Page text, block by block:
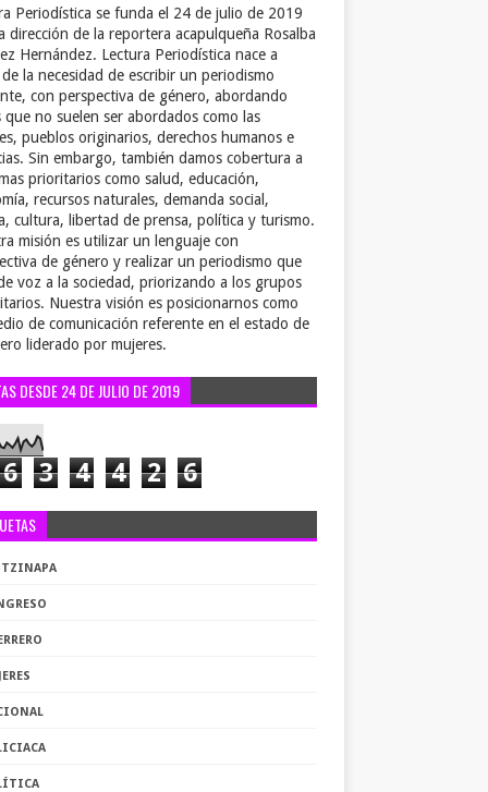
Periodística se funda el 24 de julio de 2019
dirección de la reportera acapulqueña Rosalba
Hernández. Lectura Periodística nace a
la necesidad de escribir un periodismo
con perspectiva de género, abordando
que no suelen ser abordados como las
pueblos originarios, derechos humanos e
Sin embargo, también damos cobertura a
prioritarios como salud, educación,
recursos naturales, demanda social,
cultura, libertad de prensa, política y turismo.
misión es utilizar un lenguaje con
de género y realizar un periodismo que
voz a la sociedad, priorizando a los grupos
Nuestra visión es posicionarnos como
de comunicación referente en el estado de
liderado por mujeres.
DESDE 24 DE JULIO DE 2019
6 3 4 4 2 6